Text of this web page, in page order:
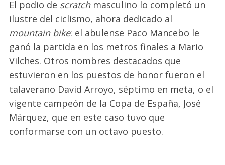
El podio de scratchmasculino lo completó un
ilustre del ciclismo, ahora dedicado al
mountain bike: el abulense Paco Mancebo le
ganó la partida en los metros finales a Mario
Vilches. Otros nombres destacados que
estuvieron en los puestos de honor fueron el
talaverano David Arroyo, séptimo en meta, o el
vigente campeón de la Copa de España, José
Márquez, que en este caso tuvo que
conformarse con un octavo puesto.